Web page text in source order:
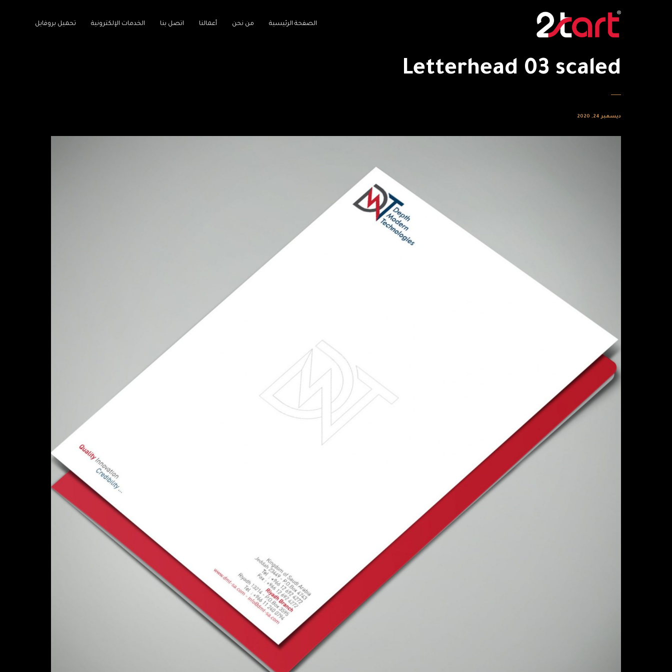
الصفحة الرئيسية من نحن أعمالنا اتصل بنا الخدمات الإلكترونية تحميل بروفايل
Letterhead 03 scaled
ديسمبر 24, 2020